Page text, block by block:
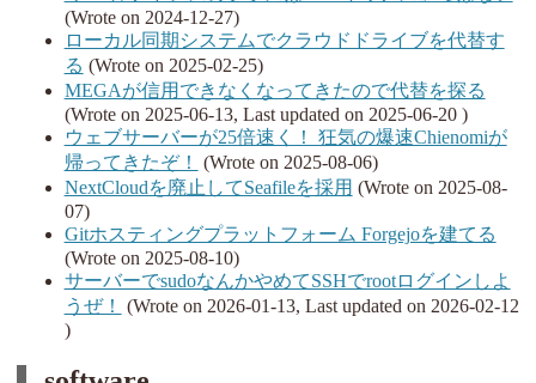
(Wrote on 2024-12-27)
ローカル同期システムでクラウドドライブを代替す
る (Wrote on 2025-02-25)
MEGAが信用できなくなってきたので代替を探る
(Wrote on 2025-06-13, Last updated on 2025-06-20 )
ウェブサーバーが25倍速く！ 狂気の爆速Chienomiが
帰ってきたぞ！
(Wrote on 2025-08-06)
NextCloudを廃止してSeafileを採用 (Wrote on 2025-08-
07)
Gitホスティングプラットフォーム Forgejoを建てる
(Wrote on 2025-08-10)
サーバーでsudoなんかやめてSSHでrootログインしよ
うぜ！
(Wrote on 2026-01-13, Last updated on 2026-02-12
)